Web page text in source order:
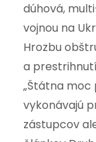
dúhová,
vojnou na
Hrozbu
a prestrihnutí
„Štátna moc
vykonávajú
zástupcov